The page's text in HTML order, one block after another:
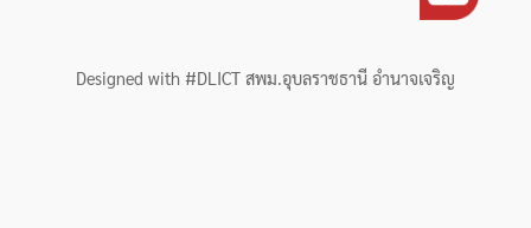
Designed with #DLICT สพม.อุบลราชธานี อำนาจเจริญ